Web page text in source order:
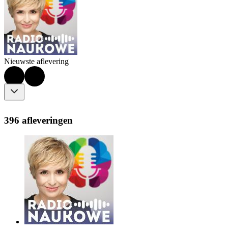
Nieuwste aflevering
396 afleveringen